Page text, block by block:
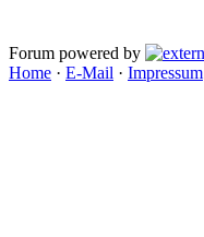
Forum powered by
Home · E-Mail · Impressum